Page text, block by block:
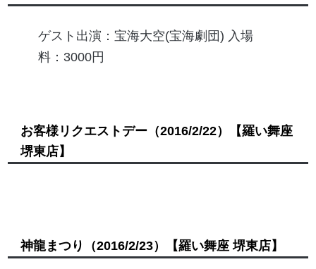
ゲスト出演：宝海大空(宝海劇団) 入場
料：3000円
お客様リクエストデー（2016/2/22）
【羅い舞座
堺東店】
神龍まつり （2016/2/23） 【羅い舞座 堺東店】